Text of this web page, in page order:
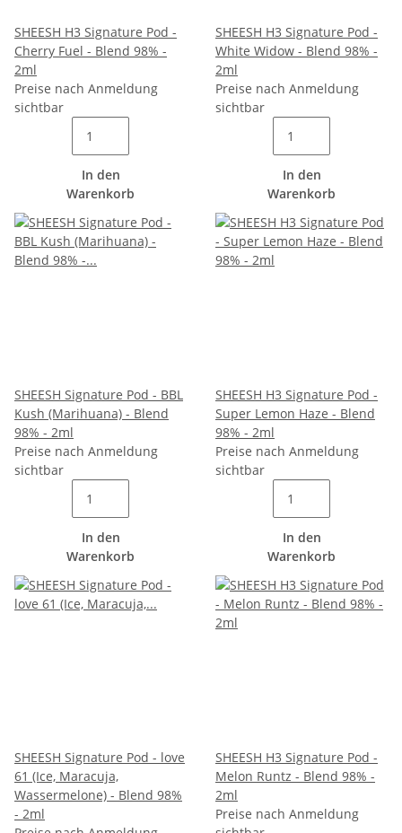
SHEESH H3 Signature Pod -
Cherry Fuel - Blend 98% -
2ml
Preise nach Anmeldung
sichtbar
In den
Warenkorb
SHEESH H3 Signature Pod -
White Widow - Blend 98% -
2ml
Preise nach Anmeldung
sichtbar
In den
Warenkorb
SHEESH Signature Pod - BBL
Kush (Marihuana) - Blend
98% - 2ml
Preise nach Anmeldung
sichtbar
In den
Warenkorb
SHEESH H3 Signature Pod -
Super Lemon Haze - Blend
98% - 2ml
Preise nach Anmeldung
sichtbar
In den
Warenkorb
SHEESH Signature Pod - love
61 (Ice, Maracuja,
Wassermelone) - Blend 98%
- 2ml
SHEESH H3 Signature Pod -
Melon Runtz - Blend 98% -
2ml
Preise nach Anmeldung